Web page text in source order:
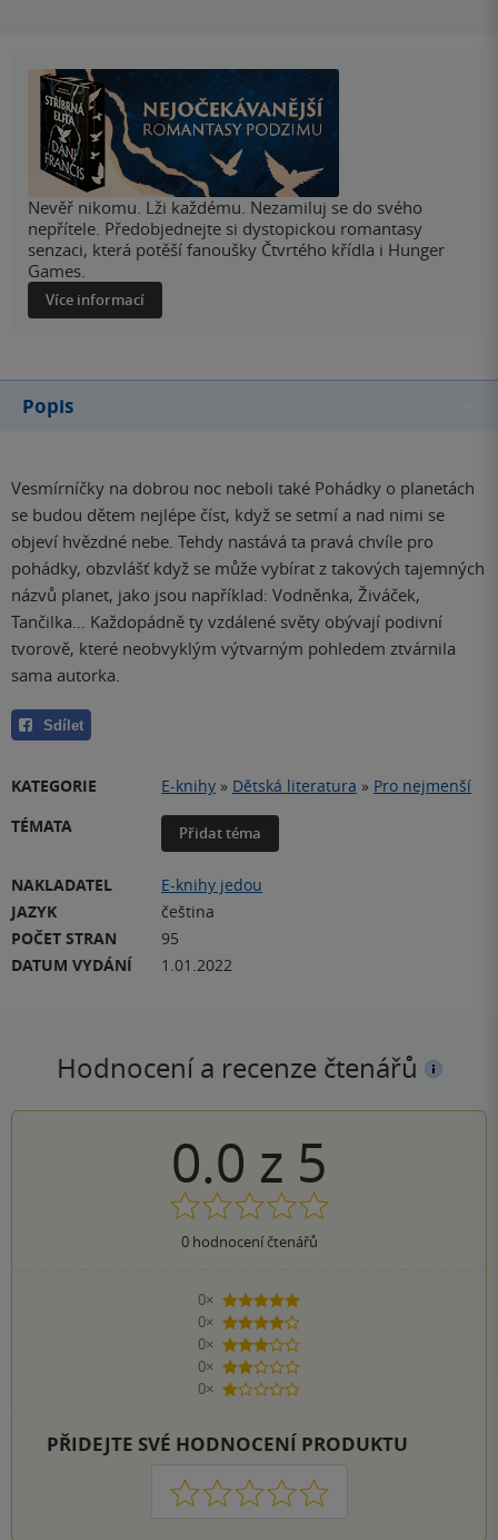
Nevěř nikomu. Lži každému. Nezamiluj se do svého
nepřítele. Předobjednejte si dystopickou romantasy
senzaci, která potěší fanoušky Čtvrtého křídla i Hunger
Games.
Více informací
Popis
Vesmírníčky na dobrou noc neboli také Pohádky o planetách
se budou dětem nejlépe číst, když se setmí a nad nimi se
objeví hvězdné nebe. Tehdy nastává ta pravá chvíle pro
pohádky, obzvlášť když se může vybírat z takových tajemných
názvů planet, jako jsou například: Vodněnka, Živáček,
Tančilka… Každopádně ty vzdálené světy obývají podivní
tvorově, které neobvyklým výtvarným pohledem ztvárnila
sama autorka.
Sdílet
KATEGORIE E-knihy » Dětská literatura » Pro nejmenší
TÉMATA
Přidat téma
NAKLADATEL
E-knihy jedou
JAZYK
čeština
POČET STRAN
95
DATUM VYDÁNÍ
1.01.2022
Hodnocení a recenze čtenářů
0.0 z 5
0hodnocení čtenářů
0×
5 hvězdiček
0×
4 hvězdičky
0×
3 hvězdičky
0×
2 hvězdičky
0×
1 hvezdička
PŘIDEJTE SVÉ HODNOCENÍ PRODUKTU
1 2 3 4 5